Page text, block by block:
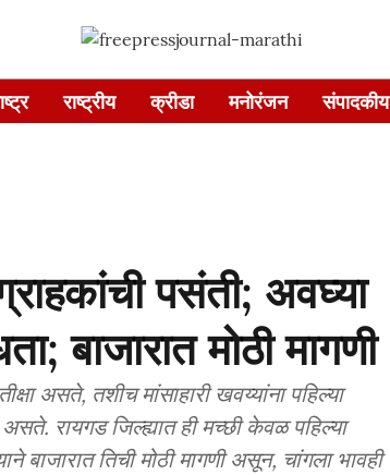
राष्ट्रीय क्रीडा मनोरंजन संपादकीय
पसंती; अवघ्या
बाजारात मोठी मागणी
असते, तशीच मांसाहारी खवय्यांना पहिल्या
असते. रायगड जिल्ह्यात ही मच्छी केवळ पहिल्या
तिची मोठी मागणी असून, चांगला भावही